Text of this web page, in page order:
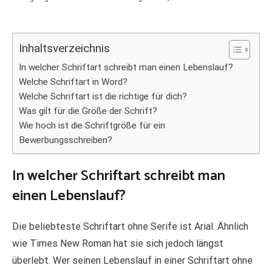
Inhaltsverzeichnis
In welcher Schriftart schreibt man einen Lebenslauf?
Welche Schriftart in Word?
Welche Schriftart ist die richtige für dich?
Was gilt für die Größe der Schrift?
Wie hoch ist die Schriftgröße für ein
Bewerbungsschreiben?
In welcher Schriftart schreibt man
einen Lebenslauf?
Die beliebteste Schriftart ohne Serife ist Arial. Ähnlich
wie Times New Roman hat sie sich jedoch längst
überlebt. Wer seinen Lebenslauf in einer Schriftart ohne